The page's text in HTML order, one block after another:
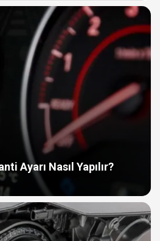
Ayarı Nasıl Yapılır?